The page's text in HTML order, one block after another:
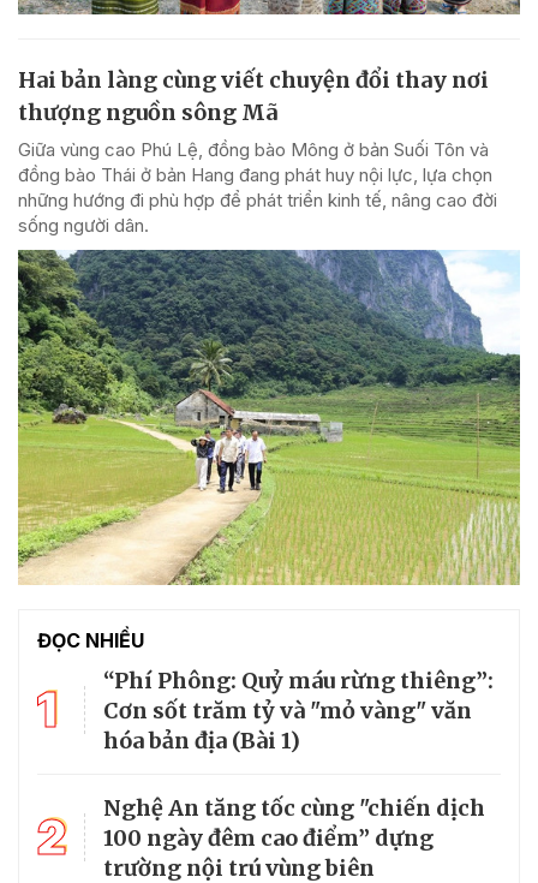
Hai bản làng cùng viết chuyện đổi thay nơi
thượng nguồn sông Mã
Giữa vùng cao Phú Lệ, đồng bào Mông ở bản Suối Tôn và
đồng bào Thái ở bản Hang đang phát huy nội lực, lựa chọn
những hướng đi phù hợp để phát triển kinh tế, nâng cao đời
sống người dân.
ĐỌC NHIỀU
1
“Phí Phông: Quỷ máu rừng thiêng”:
Cơn sốt trăm tỷ và "mỏ vàng" văn
hóa bản địa (Bài 1)
2
Nghệ An tăng tốc cùng "chiến dịch
100 ngày đêm cao điểm” dựng
trường nội trú vùng biên